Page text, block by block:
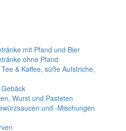
mit Pfand und Bier
ohne Pfand
& Kaffee, süße Aufstriche,
Wurst und Pasteten
und -Mischungen